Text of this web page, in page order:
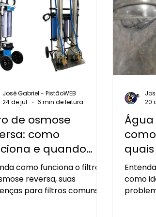
de osmose
como
e quando
a pena investir?
como funciona o filtro
reversa, suas
para filtros comuns e
José Gabriel - PistãoWEB
24 de jul.
6 min de leitura
pode
como
20